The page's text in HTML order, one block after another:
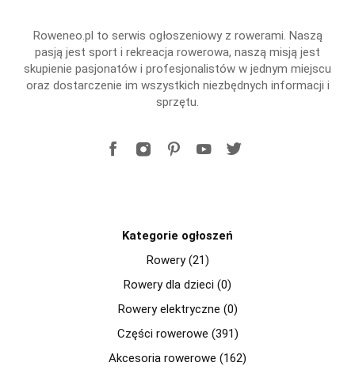
Roweneo.pl to serwis ogłoszeniowy z rowerami. Naszą
pasją jest sport i rekreacja rowerowa, naszą misją jest
skupienie pasjonatów i profesjonalistów w jednym miejscu
oraz dostarczenie im wszystkich niezbędnych informacji i
sprzętu.
Kategorie ogłoszeń
Rowery (21)
Rowery dla dzieci (0)
Rowery elektryczne (0)
Części rowerowe (391)
Akcesoria rowerowe (162)